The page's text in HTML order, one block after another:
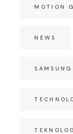
MOTION
NEWS
SAMSUNG